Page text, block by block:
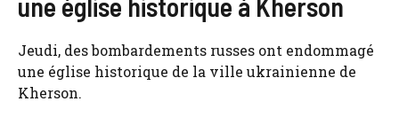
une église historique à Kherson
Jeudi, des bombardements russes ont endommagé
une église historique de la ville ukrainienne de
Kherson.